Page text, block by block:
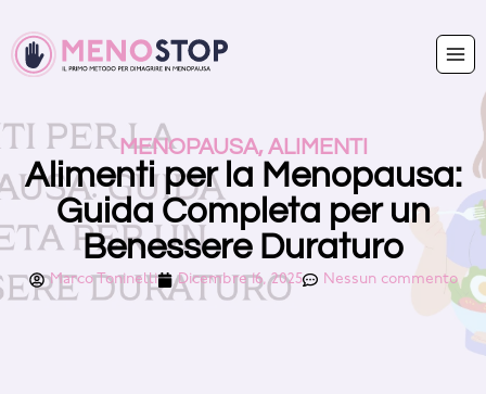
MENOPAUSA,ALIMENTI
Alimenti per la Menopausa:
Guida Completa per un
Benessere Duraturo
Marco Toninelli Dicembre 16, 2025 Nessun commento